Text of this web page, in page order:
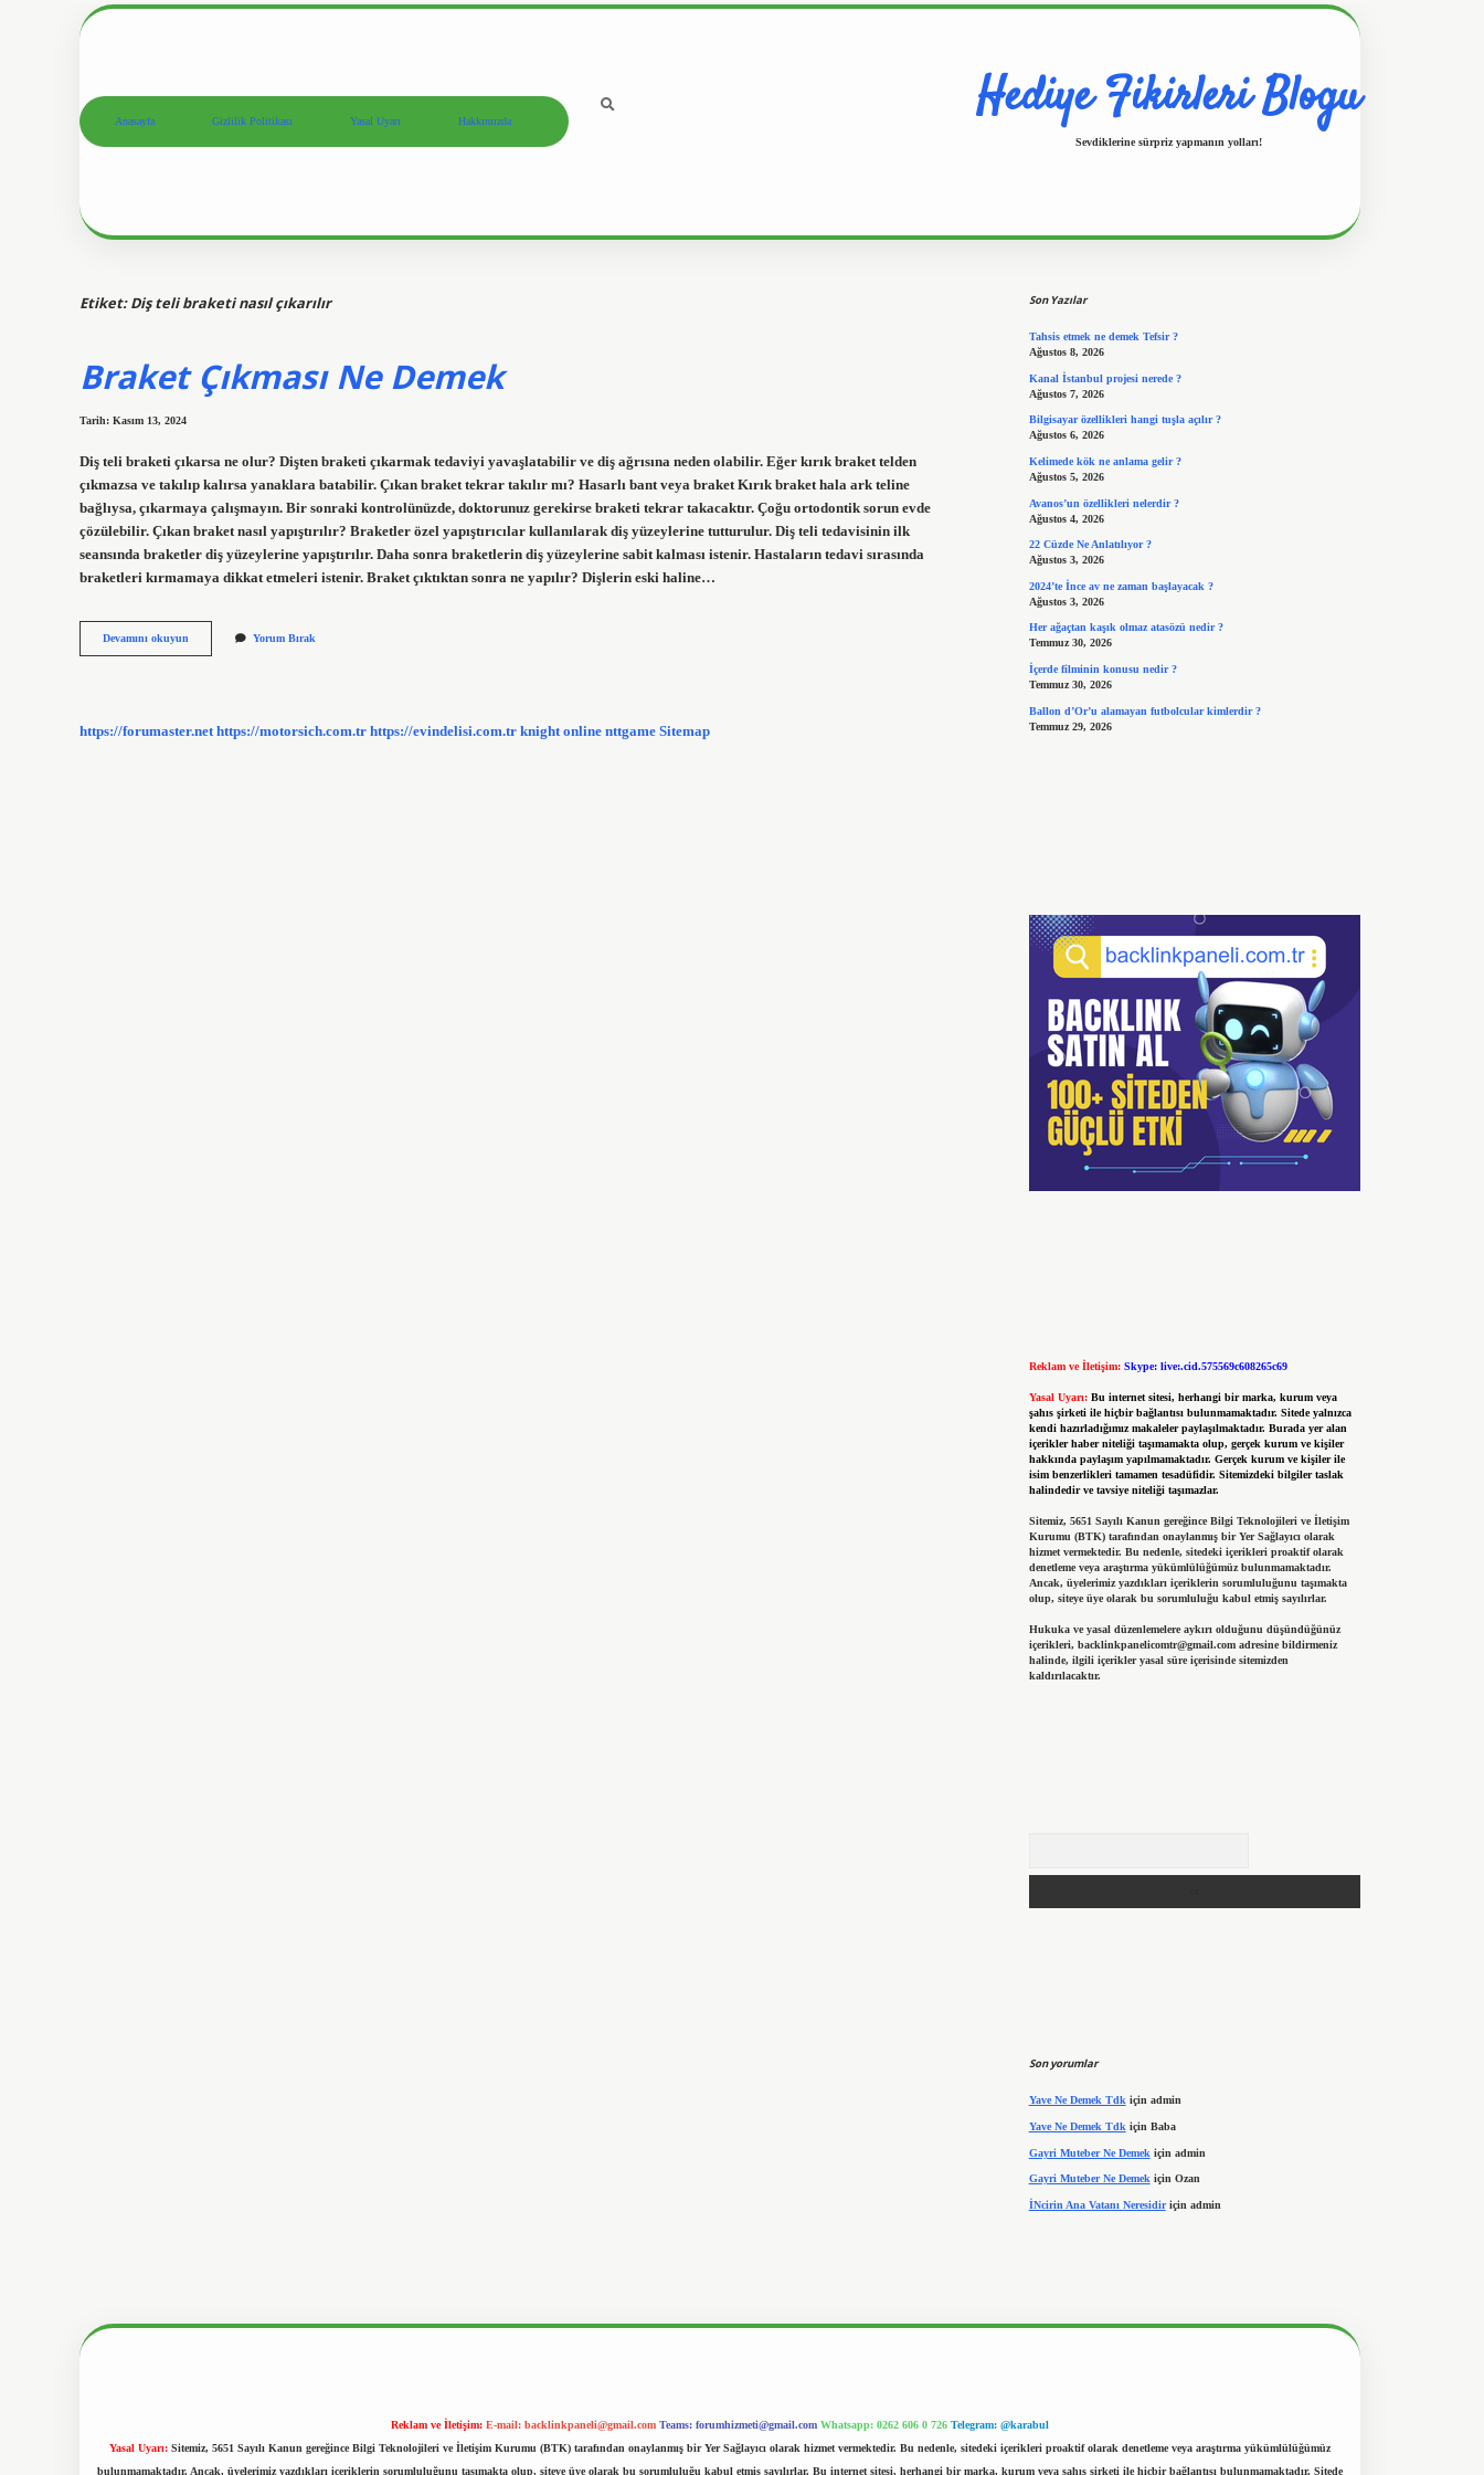
Anasayfa Gizlilik Politikası Yasal Uyarı Hakkımızda Hediye Fikirleri Blogu
Sevdiklerine sürpriz yapmanın yolları!
Etiket:Diş teli braketi nasıl çıkarılır
Braket Çıkması Ne Demek
Tarih: Kasım 13, 2024
Diş teli braketi çıkarsa ne olur? Dişten braketi çıkarmak tedaviyi yavaşlatabilir ve diş ağrısına neden olabilir. Eğer kırık braket telden
çıkmazsa ve takılıp kalırsa yanaklara batabilir. Çıkan braket tekrar takılır mı? Hasarlı bant veya braket Kırık braket hala ark teline
bağlıysa, çıkarmaya çalışmayın. Bir sonraki kontrolünüzde, doktorunuz gerekirse braketi tekrar takacaktır. Çoğu ortodontik sorun evde
çözülebilir. Çıkan braket nasıl yapıştırılır? Braketler özel yapıştırıcılar kullanılarak diş yüzeylerine tutturulur. Diş teli tedavisinin ilk
seansında braketler diş yüzeylerine yapıştırılır. Daha sonra braketlerin diş yüzeylerine sabit kalması istenir. Hastaların tedavi sırasında
braketleri kırmamaya dikkat etmeleri istenir. Braket çıktıktan sonra ne yapılır? Dişlerin eski haline…
Devamını okuyun
Çıkması
Yorum Bırak
https://forumaster.net https://motorsich.com.tr https://evindelisi.com.tr knight online nttgame Sitemap
Son Yazılar
Tahsis etmek ne demek Tefsir ?
Ağustos 8, 2026
Kanal İstanbul projesi nerede ?
Ağustos 7, 2026
Bilgisayar özellikleri hangi tuşla açılır ?
Ağustos 6, 2026
Kelimede kök ne anlama gelir ?
Ağustos 5, 2026
Avanos’un özellikleri nelerdir ?
Ağustos 4, 2026
22 Cüzde Ne Anlatılıyor ?
Ağustos 3, 2026
2024’te İnce av ne zaman başlayacak ?
Ağustos 3, 2026
Her ağaçtan kaşık olmaz atasözü nedir ?
Temmuz 30, 2026
İçerde filminin konusu nedir ?
Temmuz 30, 2026
Ballon d’Or’u alamayan futbolcular kimlerdir ?
Temmuz 29, 2026
Reklam ve İletişim: Skype: live:.cid.575569c608265c69
Yasal Uyarı: Bu internet sitesi, herhangi bir marka, kurum veya
şahıs şirketi ile hiçbir bağlantısı bulunmamaktadır. Sitede yalnızca
kendi hazırladığımız makaleler paylaşılmaktadır. Burada yer alan
içerikler haber niteliği taşımamakta olup, gerçek kurum ve kişiler
hakkında paylaşım yapılmamaktadır. Gerçek kurum ve kişiler ile
isim benzerlikleri tamamen tesadüfidir. Sitemizdeki bilgiler taslak
halindedir ve tavsiye niteliği taşımazlar.
Sitemiz, 5651 Sayılı Kanun gereğince Bilgi Teknolojileri ve İletişim
Kurumu (BTK) tarafından onaylanmış bir Yer Sağlayıcı olarak
hizmet vermektedir. Bu nedenle, sitedeki içerikleri proaktif olarak
denetleme veya araştırma yükümlülüğümüz bulunmamaktadır.
Ancak, üyelerimiz yazdıkları içeriklerin sorumluluğunu taşımakta
olup, siteye üye olarak bu sorumluluğu kabul etmiş sayılırlar.
Hukuka ve yasal düzenlemelere aykırı olduğunu düşündüğünüz
içerikleri, backlinkpanelicomtr@gmail.comadresine bildirmeniz
halinde, ilgili içerikler yasal süre içerisinde sitemizden
kaldırılacaktır.
Son yorumlar
Yave Ne Demek Tdkiçin admin
Yave Ne Demek Tdk için Baba
Gayri Muteber Ne Demek için admin
Gayri Muteber Ne Demek için Ozan
İNcirin Ana Vatanı Neresidiriçin admin
Reklam ve İletişim: E-mail: backlinkpaneli@gmail.com Teams: forumhizmeti@gmail.com Whatsapp: 0262 606 0 726 Telegram: @karabul
Yasal Uyarı: Sitemiz, 5651 Sayılı Kanun gereğince Bilgi Teknolojileri ve İletişim Kurumu (BTK) tarafından onaylanmış bir Yer Sağlayıcı olarak hizmet vermektedir. Bu nedenle, sitedeki içerikleri proaktif olarak denetleme veya araştırma yükümlülüğümüz
bulunmamaktadır. Ancak, üyelerimiz yazdıkları içeriklerin sorumluluğunu taşımakta olup, siteye üye olarak bu sorumluluğu kabul etmiş sayılırlar. Bu internet sitesi, herhangi bir marka, kurum veya şahıs şirketi ile hiçbir bağlantısı bulunmamaktadır. Sitede